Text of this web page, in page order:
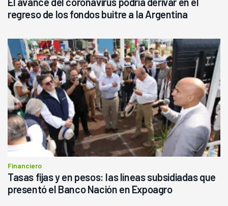
regreso de los fondos buitre a la Argentina
Financiero
Tasas fijas y en pesos: las líneas subsidiadas que
presentó el Banco Nación en Expoagro